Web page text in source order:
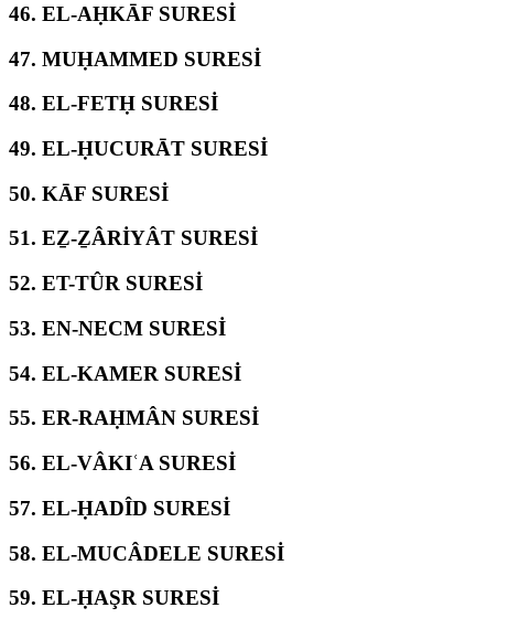
46. EL-AḤKĀF SURESİ
47. MUḤAMMED SURESİ
48. EL-FETḤ SURESİ
49. EL-ḤUCURĀT SURESİ
50. KĀF SURESİ
51. EẔ-ẔÂRİYÂT SURESİ
52. ET-TÛR SURESİ
53. EN-NECM SURESİ
54. EL-KAMER SURESİ
55. ER-RAḤMÂN SURESİ
56. EL-VÂKIʿA SURESİ
57. EL-ḤADÎD SURESİ
58. EL-MUCÂDELE SURESİ
59. EL-ḤAŞR SURESİ